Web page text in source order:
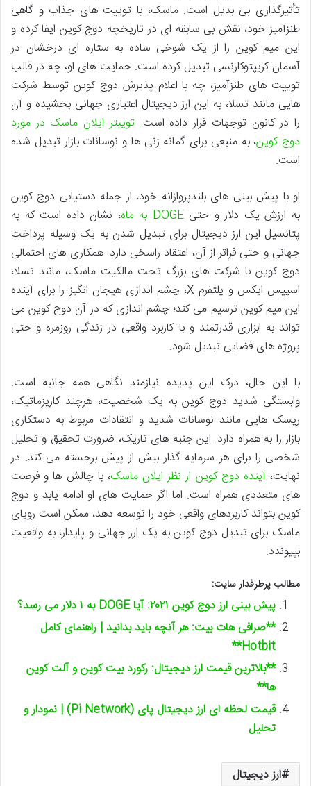
تأثیرگذاری بی بدیل است. ماسک، با توییت های جذاب و گاهی
طنزآمیز خود، نقش بی سابقه ای در تاریخچه دوج کوین ایفا کرده و
این میم کوین را از یک شوخی ساده به ستاره ای درخشان در
آسمان کریپتوکارنسی تبدیل کرده است. حمایت های او، چه در قالب
توییت های طنزآمیز، چه با اعلام پذیرش دوج کوین توسط شرکت
هایی مانند تسلا، به این ارز دیجیتال اعتباری جهانی بخشیده و آن
را در کانون توجهات قرار داده است.توییتر ایلان ماسک در مورد
دوج کوین، به منبعی برای گمانه زنی ها و نوسانات بازار تبدیل شده
است.
او با پیش بینی های بلندپروازانه خود، از جمله دستیابی دوج کوین
به ارزش یک دلار و حتیDOGE به ماه
، نشان داده است که به
پتانسیل این ارز دیجیتال برای تبدیل شدن به یک وسیله پرداخت
جهانی و حتی فراتر از آن، اعتقاد راسخی دارد. همکاری های احتمالی
دوج کوین با شرکت های بزرگ تحت مالکیت ماسک، مانند تسلا،
اسپیس ایکس و پلتفرم X، چشم اندازی هیجان انگیز را برای آینده
این میم کوین ترسیم می کند؛ چشم اندازی که در آن دوج کوین می
تواند به ابزاری قدرتمند و با کاربرد واقعی در زندگی روزمره و حتی
پروژه های فضایی تبدیل شود.
با این حال، درک این پدیده نیازمند نگاهی همه جانبه است.
وابستگی شدید دوج کوین به یک شخصیت، هرچند کاریزماتیک،
ریسک هایی مانند نوسانات شدید و انتقادات مربوط به دستکاری
بازار را به همراه دارد. این جنبه های تاریک، ضرورت تحقیق و تحلیل
شخصی را برای هر سرمایه گذار بیش از پیش برجسته می کند. در
نهایت،آینده دوج کوین از نظر ایلان ماسک، با چالش ها و فرصت
های متعددی همراه است. اما اگر حمایت های او ادامه یابد و دوج
کوین بتواند کاربردهای واقعی خود را توسعه دهد، ممکن است رویای
ماسک برای تبدیل دوج کوین به یک ارز جهانی و پایدار، به واقعیت
بپیوندد.
مطالب پرطرفدار سایت:
پیش بینی ارز دوج کوین ۲۰۲۱: آیا DOGE به ۱ دلار می رسد؟
**صرافی هات بیت: هر آنچه باید بدانید | راهنمای کامل
Hotbit**
**بالاترین قیمت ارز دیجیتال: رکورد بیت کوین و آلت کوین
ها**
قیمت لحظه ای ارز دیجیتال پای (Pi Network) | نمودار و
تحلیل
ارز دیجیتال